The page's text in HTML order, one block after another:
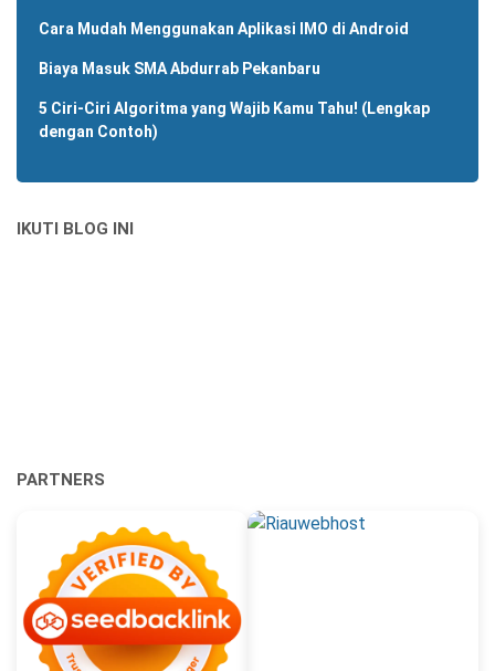
Cara Mudah Menggunakan Aplikasi IMO di Android
Biaya Masuk SMA Abdurrab Pekanbaru
5 Ciri-Ciri Algoritma yang Wajib Kamu Tahu! (Lengkap
dengan Contoh)
IKUTI BLOG INI
PARTNERS